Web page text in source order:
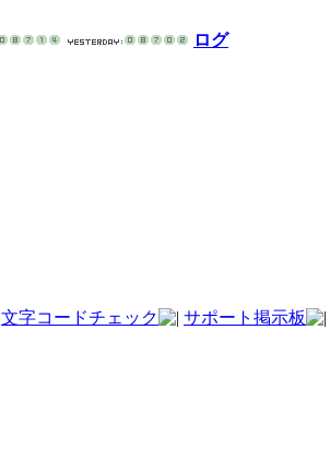
ログ
文字コードチェック サポート掲示板